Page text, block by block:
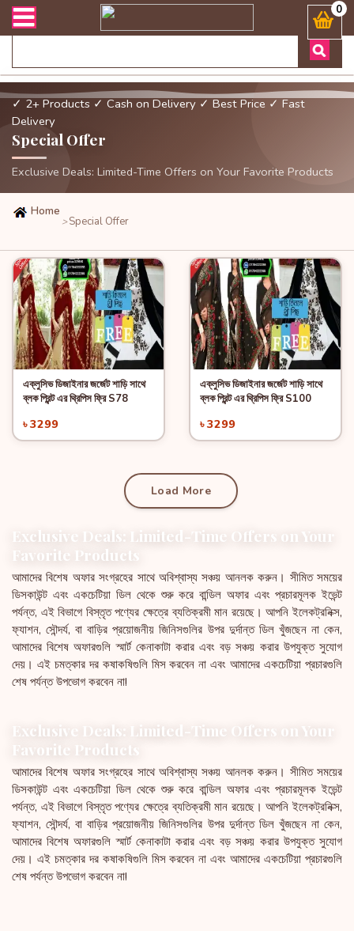
অর্ডার এবং ডেলিভারী সংক্রান্ত যেকোনো জিজ্ঞাসায় কল করুনঃ ( 0
✓ 2+ Products ✓ Cash on Delivery ✓ Best Price ✓ Fast
Delivery
Special Offer
Exclusive Deals: Limited-Time Offers on Your Favorite Products
Home
>Special Offer
Quick ViewAdd to Cart
এক্লুসিভ ডিজাইনার জর্জেট শাড়ি সাথে
ব্লক প্রিন্ট এর থ্রিপিস ফ্রি S78
৳ 3299
Quick ViewAdd to Cart
এক্লুসিভ ডিজাইনার জর্জেট শাড়ি সাথে
ব্লক প্রিন্ট এর থ্রিপিস ফ্রি S100
৳ 3299
Load More
Exclusive Deals: Limited-Time Offers on Your
Favorite Products
আমাদের বিশেষ অফার সংগ্রহের সাথে অবিশ্বাস্য সঞ্চয় আনলক করুন। সীমিত সময়ের
ডিসকাউন্ট এবং একচেটিয়া ডিল থেকে শুরু করে বান্ডিল অফার এবং প্রচারমূলক ইভেন্ট
পর্যন্ত, এই বিভাগে বিস্তৃত পণ্যের ক্ষেত্রে ব্যতিক্রমী মান রয়েছে। আপনি ইলেকট্রনিক্স,
ফ্যাশন, সৌন্দর্য, বা বাড়ির প্রয়োজনীয় জিনিসগুলির উপর দুর্দান্ত ডিল খুঁজছেন না কেন,
আমাদের বিশেষ অফারগুলি স্মার্ট কেনাকাটা করার এবং বড় সঞ্চয় করার উপযুক্ত সুযোগ
দেয়। এই চমত্কার দর কষাকষিগুলি মিস করবেন না এবং আমাদের একচেটিয়া প্রচারগুলি
শেষ পর্যন্ত উপভোগ করবেন না!
Exclusive Deals: Limited-Time Offers on Your
Favorite Products
আমাদের বিশেষ অফার সংগ্রহের সাথে অবিশ্বাস্য সঞ্চয় আনলক করুন। সীমিত সময়ের
ডিসকাউন্ট এবং একচেটিয়া ডিল থেকে শুরু করে বান্ডিল অফার এবং প্রচারমূলক ইভেন্ট
পর্যন্ত, এই বিভাগে বিস্তৃত পণ্যের ক্ষেত্রে ব্যতিক্রমী মান রয়েছে। আপনি ইলেকট্রনিক্স,
ফ্যাশন, সৌন্দর্য, বা বাড়ির প্রয়োজনীয় জিনিসগুলির উপর দুর্দান্ত ডিল খুঁজছেন না কেন,
আমাদের বিশেষ অফারগুলি স্মার্ট কেনাকাটা করার এবং বড় সঞ্চয় করার উপযুক্ত সুযোগ
দেয়। এই চমত্কার দর কষাকষিগুলি মিস করবেন না এবং আমাদের একচেটিয়া প্রচারগুলি
শেষ পর্যন্ত উপভোগ করবেন না!